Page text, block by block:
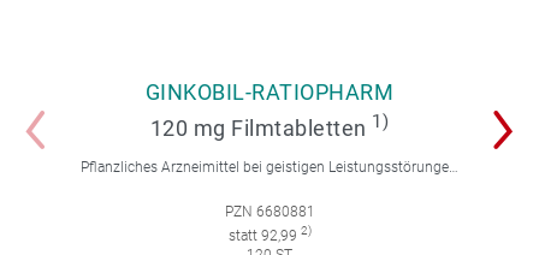
GINKOBIL-RATIOPHARM
120 mg Filmtabletten 1)
Pflanzliches Arzneimittel bei geistigen Leistungsstörungen und Durchblutungsstörungen.
PZN 6680881
statt 92,99 2)